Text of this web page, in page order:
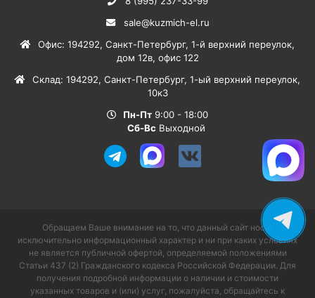
sale@kuzmich-el.ru
Офис: 194292, Санкт-Петербург, 1-й верхний переулок,
дом 12в, офис 122
Склад: 194292, Санкт-Петербург, 1-ый верхний переулок,
10к3
Пн-Пт 9:00 - 18:00
Сб-Вс Выходной
Обращаем Ваше внимание на то, что данный сайт носит
исключительно информационный характер и ни при каких условиях
не является публичной офертой, определяемой положениями
Статьи 437 (2) Гражданского кодекса Российской Федерации. Для
получения подробной информации о наличии и стоимости
указанных товаров и (или) услуг, пожалуйста, обращайтесь к